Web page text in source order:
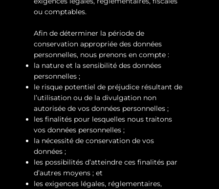
ou comptables.
Afin de déterminer la période de
conservation appropriée des données
personnelles, nous prenons en compte :
la nature et la sensibilité des données
personnelles ;
le risque potentiel de préjudice résultant de
l’utilisation ou de la divulgation non
autorisée de vos données personnelles ;
les finalités pour lesquelles nous traitons
vos données personnelles ;
la nécessité de conservation de vos
données ;
les possibilités d’atteindre ces finalités par
d’autres moyens ; et
les exigences légales, réglementaires,